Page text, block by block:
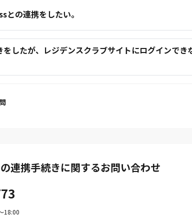
との連携をしたい。
をしたが、レジデンスクラブサイトにログインでき
連携手続きに関するお問い合わせ
18:00